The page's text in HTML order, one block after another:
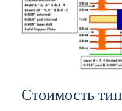
Стоимость